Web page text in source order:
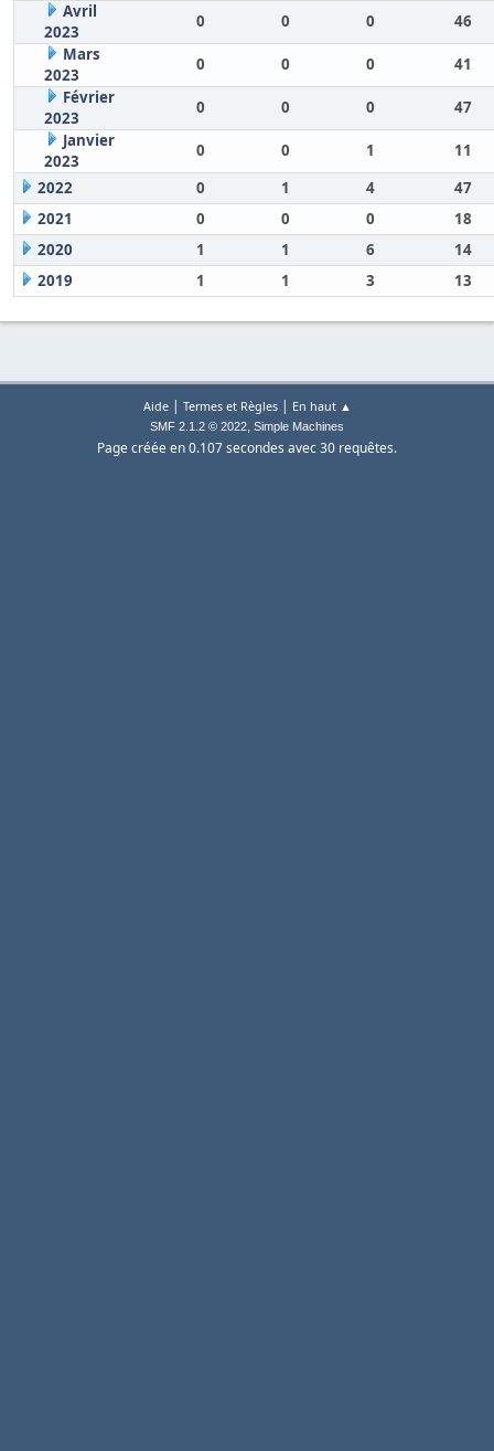
Avril
2023
0 0 0
46
Mars
2023
0 0 0
41
Février
2023
0 0 0
47
Janvier
2023
0 0 1
11
2022
0 1 4
47
2021
0 0 0
18
2020
1 1 6
14
2019
1 1 3 13
Aide| Termes et Règles| En haut ▲
SMF 2.1.2 © 2022, Simple Machines
Page créée en 0.107 secondes avec 30 requêtes.